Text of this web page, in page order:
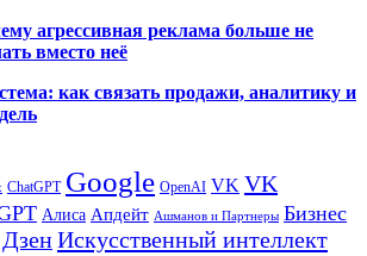
агрессивная реклама больше не
вместо неё
как связать продажи, аналитику и
ChatGPT Google OpenAI VK VK
Алиса Апдейт Ашманов и Партнеры Бизнес
ДзенИскусственный интеллект